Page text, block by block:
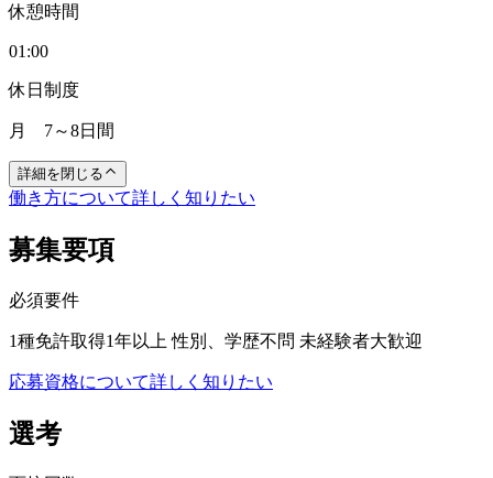
休憩時間
01:00
休日制度
月 7～8日間
詳細を閉じる
働き方について詳しく知りたい
募集要項
必須要件
1種免許取得1年以上 性別、学歴不問 未経験者大歓迎
応募資格について詳しく知りたい
選考